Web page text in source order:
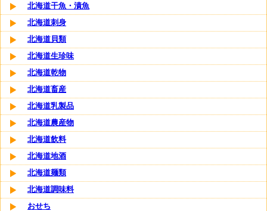
北海道干魚・漬魚
北海道刺身
北海道貝類
北海道生珍味
北海道乾物
北海道畜産
北海道乳製品
北海道農産物
北海道飲料
北海道地酒
北海道麺類
北海道調味料
おせち